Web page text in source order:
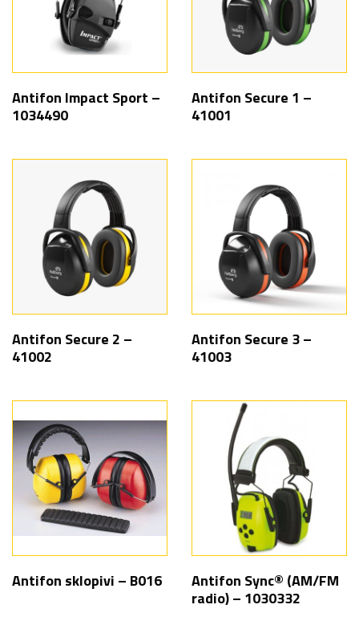
Antifon Impact Sport –
1034490
Antifon Secure 1 –
41001
Antifon Secure 2 –
41002
Antifon Secure 3 –
41003
Antifon sklopivi – B016
Antifon Sync® (AM/FM
radio) – 1030332